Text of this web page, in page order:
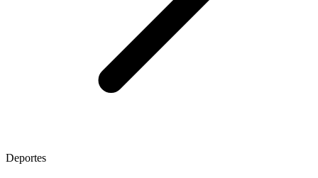
Deportes